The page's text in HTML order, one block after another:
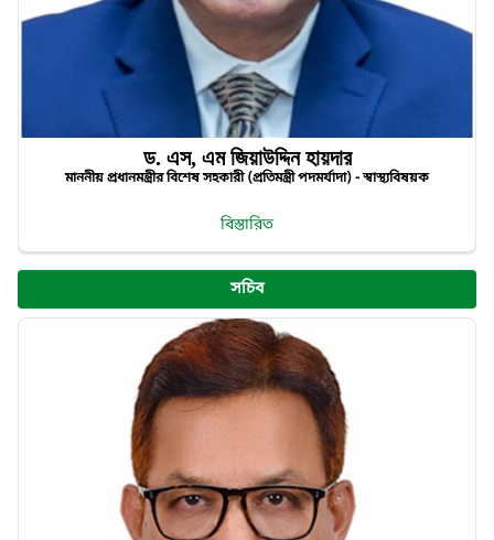
ড. এস, এম জিয়াউদ্দিন হায়দার
মাননীয় প্রধানমন্ত্রীর বিশেষ সহকারী (প্রতিমন্ত্রী পদমর্যাদা) - স্বাস্থ্যবিষয়ক
বিস্তারিত
সচিব